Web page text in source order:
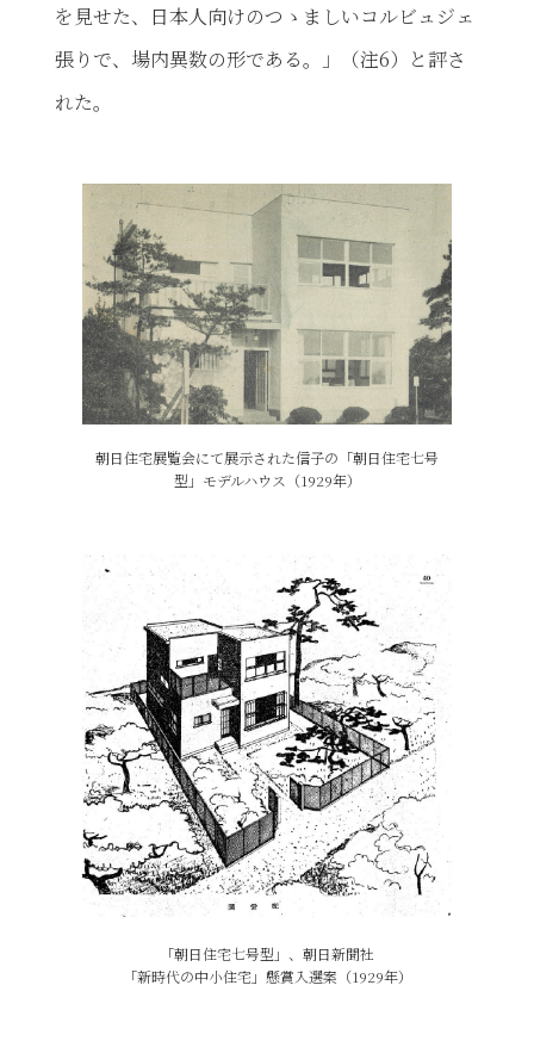
を見せた、日本人向けのつゝましいコルビュジェ
張りで、場内異数の形である。」（注6）と評さ
れた。
朝日住宅展覧会にて展示された信子の「朝日住宅七号
型」 モデルハウス（1929年）
「朝日住宅七号型」、朝日新聞社
「新時代の中小住宅」懸賞入選案（1929年）